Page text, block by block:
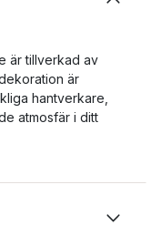
är tillverkad av
är
hantverkare,
atmosfär i ditt